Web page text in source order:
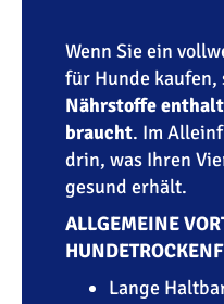
Wenn Sie ein
für Hunde kaufen,
Nährstoffe
braucht. Im
drin, was Ihren
gesund erhält.
ALLGEMEINE
Lange